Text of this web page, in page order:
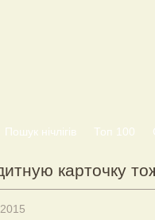
Пошук нічлігів Топ 100
карточку